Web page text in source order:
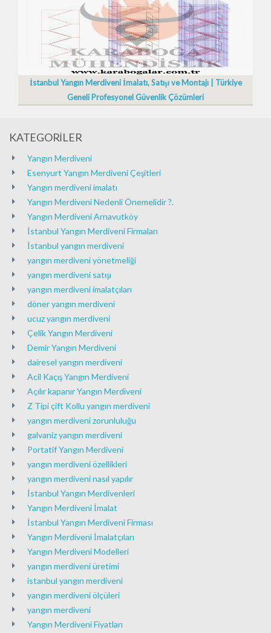
İstanbul Yangın Merdiveni İmalatı, Satışı ve Montajı | Türkiye
Geneli Profesyonel Güvenlik Çözümleri
KATEGORİLER
Yangın Merdiveni
Esenyurt Yangın Merdiveni Çeşitleri
Yangın merdiveni imalatı
Yangın Merdiveni Nedenli Önemelidir ?.
Yangın Merdiveni Arnavutköy
İstanbul Yangın Merdiveni Firmaları
İstanbul yangın merdiveni
yangın merdiveni yönetmeliği
yangın merdiveni satışı
yangın merdiveni imalatçıları
döner yangın merdiveni
ucuz yangın merdiveni
Çelik Yangın Merdiveni
Demir Yangın Merdiveni
dairesel yangın merdiveni
Acil Kaçış Yangın Merdiveni
Açılır kapanır Yangın Merdiveni
Z Tipi çift Kollu yangın merdiveni
yangın merdiveni zorunluluğu
galvaniz yangın merdiveni
Portatif Yangın Merdiveni
yangın merdiveni özellikleri
yangın merdiveni nasıl yapılır
İstanbul Yangın Merdivenleri
Yangın Merdiveni İmalat
İstanbul Yangın Merdiveni Firması
Yangın Merdiveni İmalatçıları
Yangın Merdiveni Modelleri
yangın merdiveni üretimi
istanbul yangın merdiveni
yangın merdiveni ölçüleri
yangın merdiveni
Yangın Merdiveni Fiyatları